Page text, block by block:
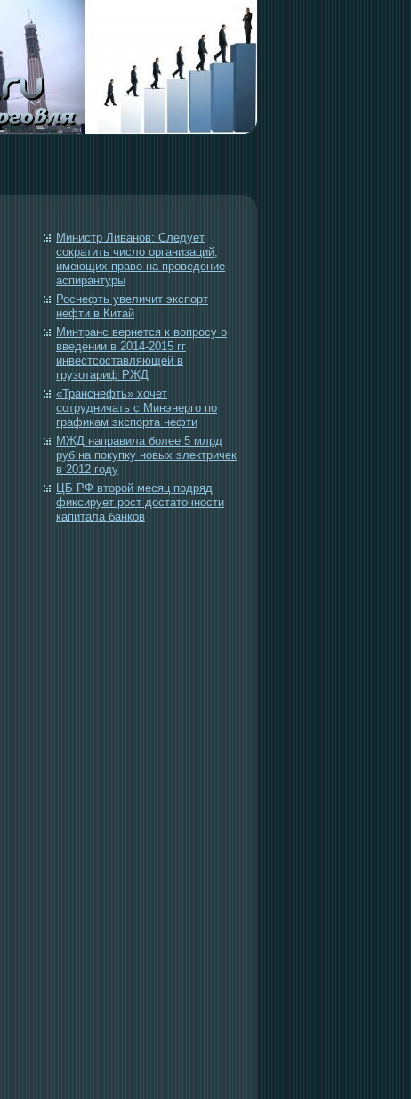
Министр Ливанов: Следует
сократить число организаций,
имеющих право на проведение
аспирантуры
Роснефть увеличит экспорт
нефти в Китай
Минтранс вернется к вопросу о
введении в 2014-2015 гг
инвестсоставляющей в
грузотариф РЖД
«Транснефть» хочет
сотрудничать с Минэнерго по
графикам экспорта нефти
МЖД направила более 5 млрд
руб на покупку новых электричек
в 2012 году
ЦБ РФ второй месяц подряд
фиксирует рост достаточности
капитала банков